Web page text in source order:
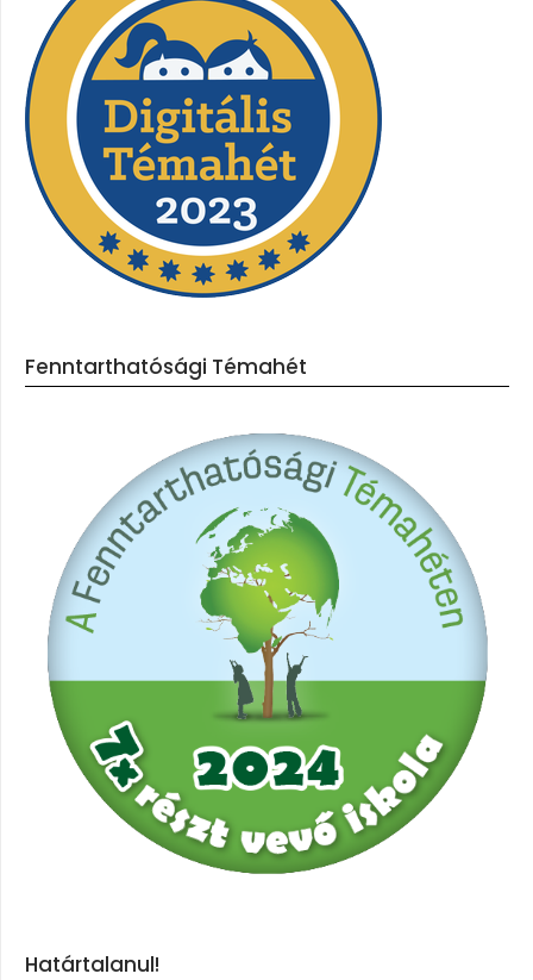
Fenntarthatósági Témahét
Határtalanul!